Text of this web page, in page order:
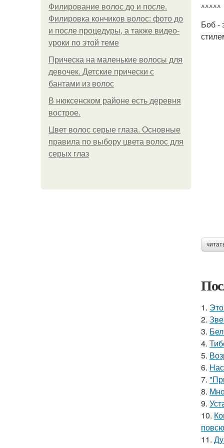
Филирование волос до и после.
Филировка кончиков волос: фото до
и после процедуры, а также видео-
уроки по этой теме
Прическа на маленькие волосы для
девочек. Детские прически с
бантами из волос
В нюксенском районе есть деревня
вострое.
Цвет волос серые глаза. Основные
правила по выбору цвета волос для
серых глаз
^^^^^
Боб -
1.
2.
3.
4.
5.
6.
7.
8.
9.
10.
11.